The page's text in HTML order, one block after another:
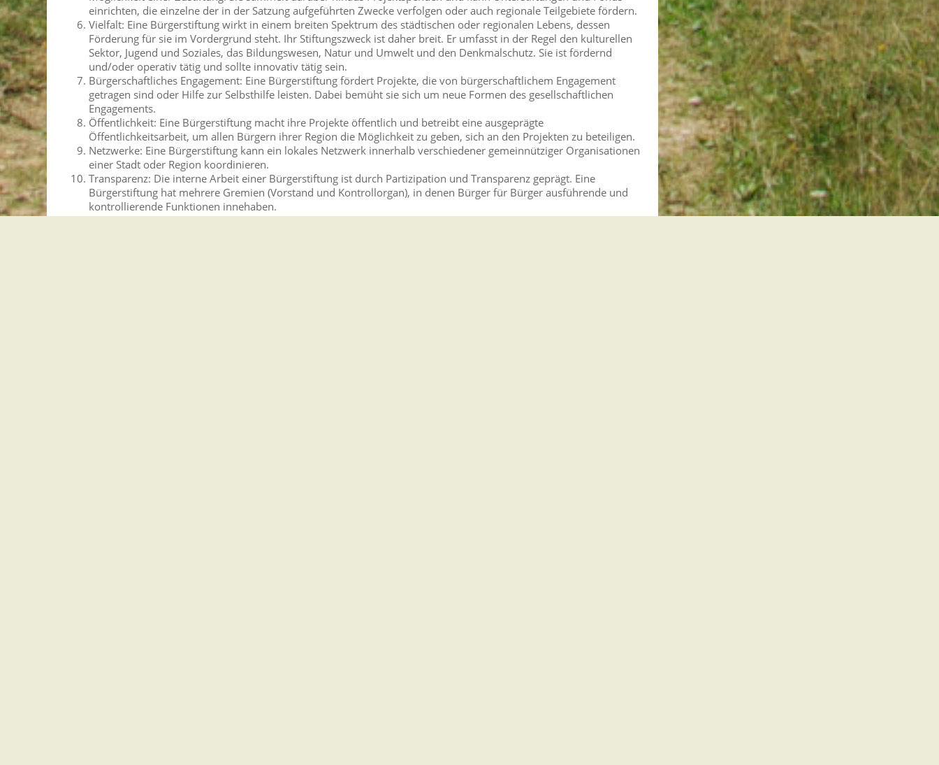
einrichten, die einzelne der in der Satzung aufgeführten Zwecke verfolgen oder auch regionale Teilgebiete fördern.
Vielfalt: Eine Bürgerstiftung wirkt in einem breiten Spektrum des städtischen oder regionalen Lebens, dessen
Förderung für sie im Vordergrund steht. Ihr Stiftungszweck ist daher breit. Er umfasst in der Regel den kulturellen
Sektor, Jugend und Soziales, das Bildungswesen, Natur und Umwelt und den Denkmalschutz. Sie ist fördernd
und/oder operativ tätig und sollte innovativ tätig sein.
Bürgerschaftliches Engagement: Eine Bürgerstiftung fördert Projekte, die von bürgerschaftlichem Engagement
getragen sind oder Hilfe zur Selbsthilfe leisten. Dabei bemüht sie sich um neue Formen des gesellschaftlichen
Engagements.
Öffentlichkeit: Eine Bürgerstiftung macht ihre Projekte öffentlich und betreibt eine ausgeprägte
Öffentlichkeitsarbeit, um allen Bürgern ihrer Region die Möglichkeit zu geben, sich an den Projekten zu beteiligen.
Netzwerke: Eine Bürgerstiftung kann ein lokales Netzwerk innerhalb verschiedener gemeinnütziger Organisationen
einer Stadt oder Region koordinieren.
Transparenz: Die interne Arbeit einer Bürgerstiftung ist durch Partizipation und Transparenz geprägt. Eine
Bürgerstiftung hat mehrere Gremien (Vorstand und Kontrollorgan), in denen Bürger für Bürger ausführende und
kontrollierende Funktionen innehaben.